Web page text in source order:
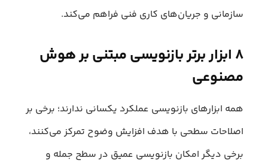
سازمانی و جریان‌های کاری فنی فراهم می‌کند.
۸ ابزار برتر بازنویسی مبتنی بر هوش
مصنوعی
همه ابزارهای بازنویسی عملکرد یکسانی ندارند؛ برخی بر
اصلاحات سطحی با هدف افزایش وضوح تمرکز می‌کنند،
برخی دیگر امکان بازنویسی عمیق در سطح جمله و